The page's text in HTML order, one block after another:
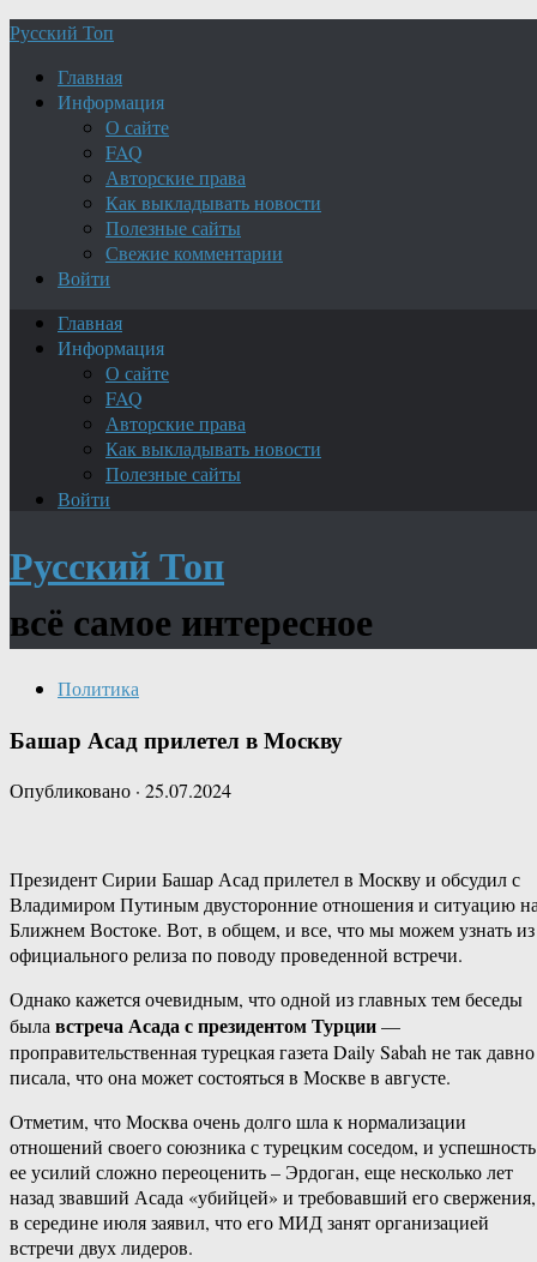
Русский Топ
Главная
Информация
О сайте
FAQ
Авторские права
Как выкладывать новости
Полезные сайты
Свежие комментарии
Войти
Главная
Информация
О сайте
FAQ
Авторские права
Как выкладывать новости
Полезные сайты
Войти
Русский Топ
всё самое интересное
Политика
Башар Асад прилетел в Москву
Опубликовано · 25.07.2024
Президент Сирии Башар Асад прилетел в Москву и обсудил с
Владимиром Путиным двусторонние отношения и ситуацию
Ближнем Востоке. Вот, в общем, и все, что мы можем узнать из
официального релиза по поводу проведенной встречи.
Однако кажется очевидным, что одной из главных тем беседы
былавстреча Асада с президентом Турции—
проправительственная турецкая газета Daily Sabah не так давно
писала, что она может состояться в Москве в августе.
Отметим, что Москва очень долго шла к нормализации
отношений своего союзника с турецким соседом, и успешность
ее усилий сложно переоценить – Эрдоган, еще несколько лет
назад звавший Асада «убийцей» и требовавший его свержения,
в середине июля заявил, что его МИД занят организацией
встречи двух лидеров.